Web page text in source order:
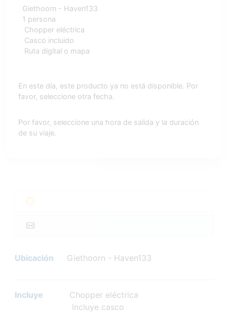
Giethoorn - Haven133
1 persona
Chopper eléctrica
Casco incluido
Ruta digital o mapa
En este día, este producto ya no está disponible. Por
favor, seleccione otra fecha.
Por favor, seleccione una hora de salida y la duración
de su viaje.
Ubicación Giethoorn - Haven133
Incluye
Chopper eléctrica
Incluye casco